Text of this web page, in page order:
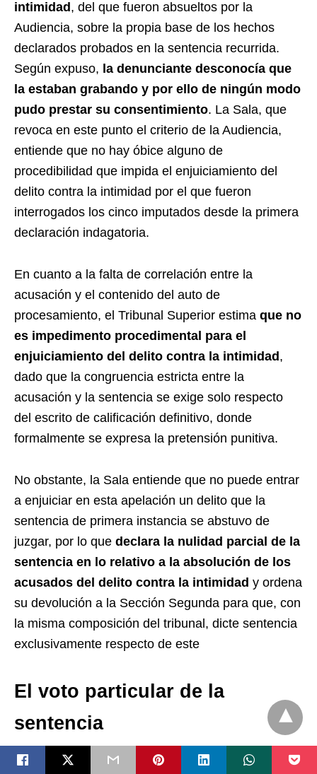
intimidad , del que fueron absueltos por la
Audiencia, sobre la propia base de los hechos
declarados probados en la sentencia recurrida.
Según expuso, la denunciante desconocía que
la estaban grabando y por ello de ningún modo
pudo prestar su consentimiento. La Sala, que
revoca en este punto el criterio de la Audiencia,
entiende que no hay óbice alguno de
procedibilidad que impida el enjuiciamiento del
delito contra la intimidad por el que fueron
interrogados los cinco imputados desde la primera
declaración indagatoria.
En cuanto a la falta de correlación entre la
acusación y el contenido del auto de
procesamiento, el Tribunal Superior estima que no
es impedimento procedimental para el
enjuiciamiento del delito contra la intimidad ,
dado que la congruencia estricta entre la
acusación y la sentencia se exige solo respecto
del escrito de calificación definitivo, donde
formalmente se expresa la pretensión punitiva.
No obstante, la Sala entiende que no puede entrar
a enjuiciar en esta apelación un delito que la
sentencia de primera instancia se abstuvo de
juzgar, por lo que declara la nulidad parcial de la
sentencia en lo relativo a la absolución de los
acusados del delito contra la intimidad y ordena
su devolución a la Sección Segunda para que, con
la misma composición del tribunal, dicte sentencia
exclusivamente respecto de este
El voto particular de la
sentencia
La sentencia cuenta con el voto particular